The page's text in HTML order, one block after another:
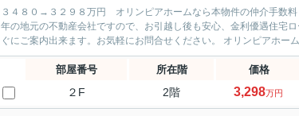
３４８０→３２９８万円 オリンピアホームなら本物件の仲介手数
年の地元の不動産会社ですので、お引越し後も安心、金利優遇住宅
部屋番号 所在階 価格
２F 2階 3,298万円